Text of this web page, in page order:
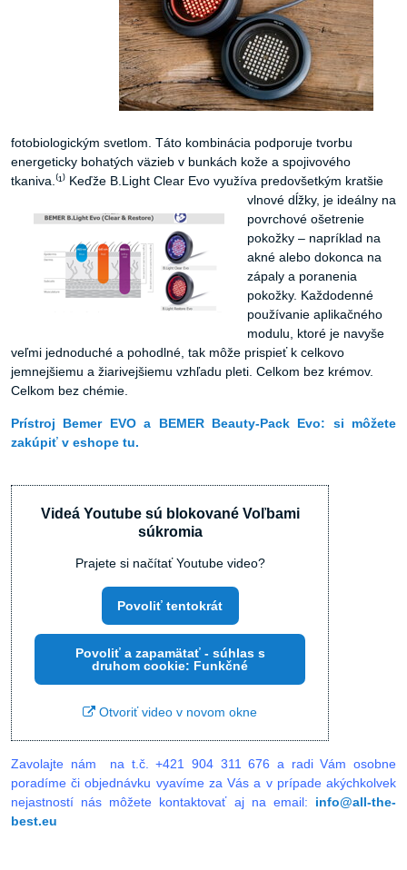
fotobiologickým svetlom. Táto kombinácia podporuje tvorbu
energeticky bohatých väzieb v bunkách kože a spojivového
tkaniva.⁽¹⁾ Keďže B.Light Clear Evo využíva predovšetkým kratšie
vlnové dĺžky, je ideálny na
povrchové ošetrenie
pokožky – napríklad na
akné alebo dokonca na
zápaly a poranenia
pokožky. Každodenné
používanie aplikačného
modulu, ktoré je navyše
veľmi jednoduché a pohodlné, tak môže prispieť k celkovo
jemnejšiemu a žiarivejšiemu vzhľadu pleti. Celkom bez krémov.
Celkom bez chémie.
Prístroj Bemer EVO a BEMER Beauty-Pack Evo: si môžete
zakúpiť v eshope tu.
Videá Youtube sú blokované Voľbami
súkromia
Prajete si načítať Youtube video?
Povoliť tentokrát
Povoliť a zapamätať - súhlas s
druhom cookie: Funkčné
Otvoriť video v novom okne
Zavolajte nám na t.č. +421 904 311 676 a radi Vám osobne
poradíme či objednávku vyavíme za Vás a v prípade akýchkolvek
nejastností nás môžete kontaktovať aj na email:
info@all-the-
best.eu